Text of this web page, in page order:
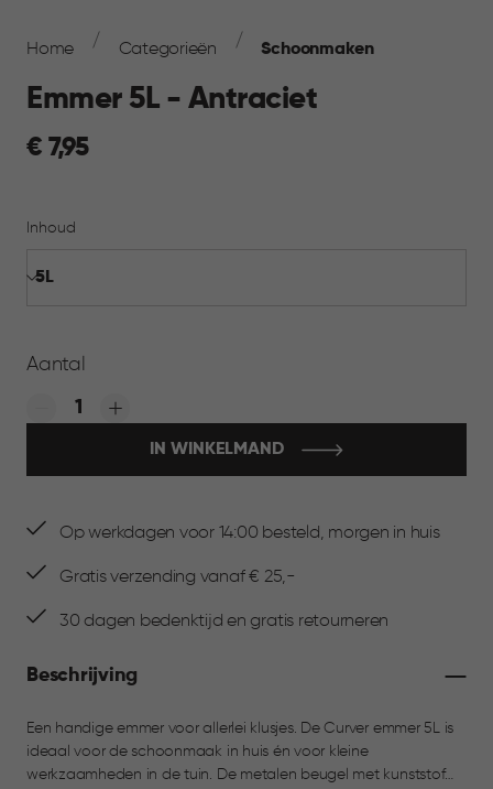
Navigation
Home Categorieën Schoonmaken
Emmer 5L - Antraciet
€
€ 7,95
Inhoud
Aantal
Quantity:
IN WINKELMAND
Op werkdagen voor 14:00 besteld, morgen in huis
Gratis verzending vanaf € 25,-
30 dagen bedenktijd en gratis retourneren
Beschrijving
Een handige emmer voor allerlei klusjes. De Curver emmer 5L is
ideaal voor de schoonmaak in huis én voor kleine
werkzaamheden in de tuin. De metalen beugel met kunststof